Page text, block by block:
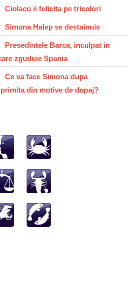
Ciolacu ii felicita pe tricolori
Simona Halep se destainuie
Presedintele Barca, inculpat in
zguduie Spania
Ce va face Simona dupa
din motive de dopaj?